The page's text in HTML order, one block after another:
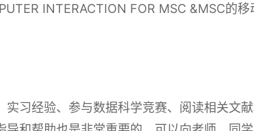
INTERACTION FOR MSC &MSC的移
实习经验、参与数据科学竞赛、阅读相关文